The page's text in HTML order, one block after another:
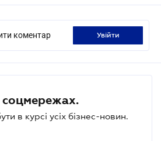
коментар увійти
соцмережах.
в курсі усіх бізнес-новин.